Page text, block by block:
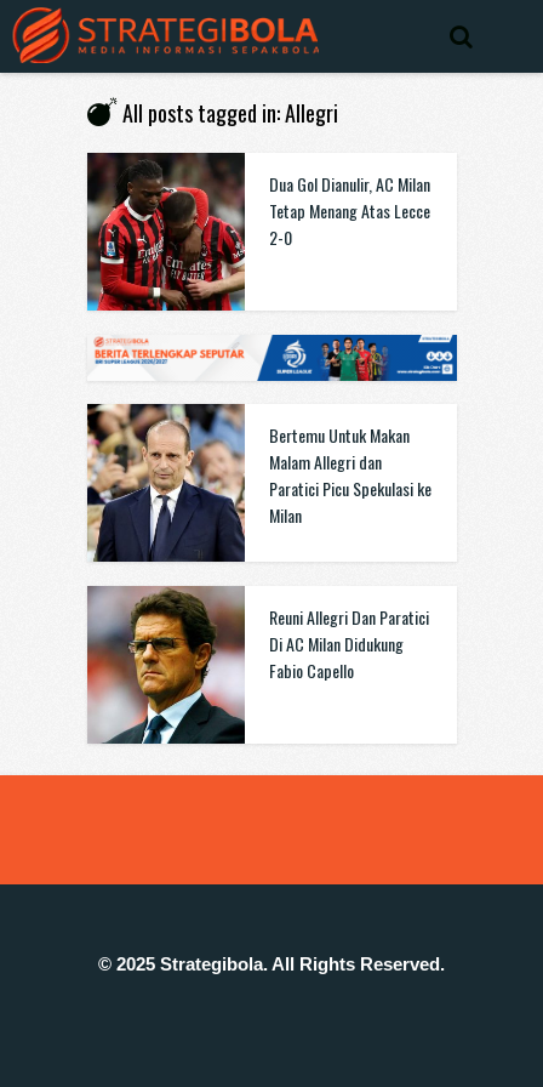
All posts tagged in: Allegri
Dua Gol Dianulir, AC Milan
Tetap Menang Atas Lecce
2-0
Bertemu Untuk Makan
Malam Allegri dan
Paratici Picu Spekulasi ke
Milan
Reuni Allegri Dan Paratici
Di AC Milan Didukung
Fabio Capello
© 2025 Strategibola. All Rights Reserved.